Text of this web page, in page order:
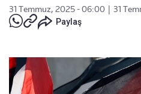
31 Temmuz, 2025 - 06:00
31
Paylaş